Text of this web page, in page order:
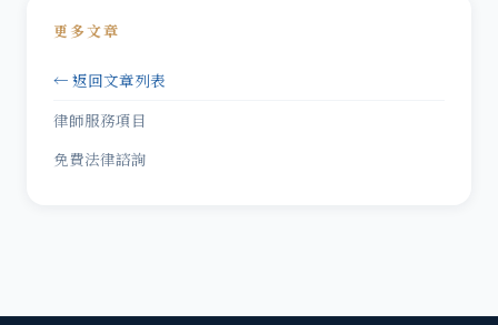
更多文章
← 返回文章列表
律師服務項目
免費法律諮詢